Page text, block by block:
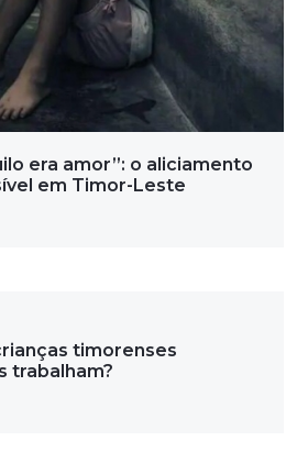
era amor”: o aliciamento
em Timor-Leste
timorenses
trabalham?